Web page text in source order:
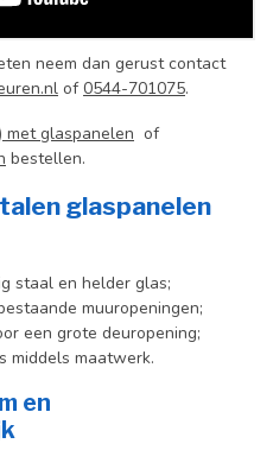
neem dan gerust contact
of0544-701075.
met glaspanelen of
bestellen.
glaspanelen
staal en helder glas;
muuropeningen;
een grote deuropening;
middels maatwerk.
en